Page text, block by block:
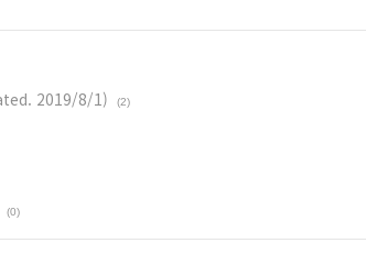
2019/8/1)
(2)
(0)